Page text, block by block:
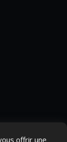
offrir une